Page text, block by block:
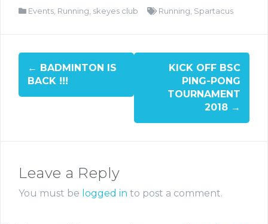
Events, Running, skeyes club Running, Spartacus
← BADMINTON IS
BACK !!!
KICK OFF BSC
PING-PONG
TOURNAMENT
2018 →
Leave a Reply
You must be logged in to post a comment.